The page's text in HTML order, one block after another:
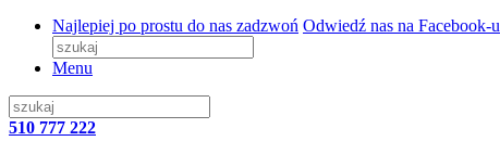
Najlepiej po prostu do nas zadzwoń Odwiedź nas na Facebook-u
Menu
510 777 222